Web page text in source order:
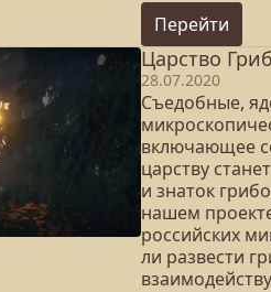
Перейти
Царство
28.07.2020
Съедобные,
включающее
царству
и знаток
нашем
российских
ли развести